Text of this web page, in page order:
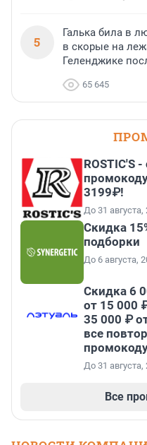
5
Галька била в
в скорые на
Геленджике
65 645
ROSTIC'S
3199₽!
До 31 августа,
Скидка
подборки
До 6 августа,
Скидка 6
от 15 000
35 000 ₽
все
До 31 августа,
Все